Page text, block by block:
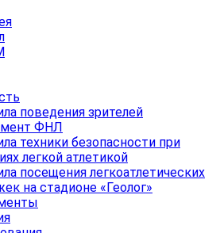
поведения зрителей
ФНЛ
техники безопасности при
легкой атлетикой
посещения легкоатлетических
на стадионе «Геолог»